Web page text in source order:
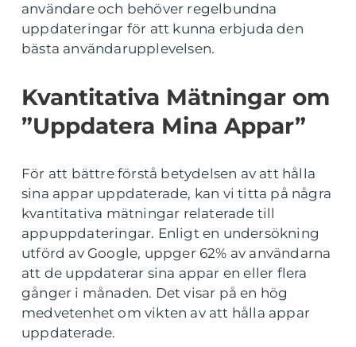
användare och behöver regelbundna
uppdateringar för att kunna erbjuda den
bästa användarupplevelsen.
Kvantitativa Mätningar om
”Uppdatera Mina Appar”
För att bättre förstå betydelsen av att hålla
sina appar uppdaterade, kan vi titta på några
kvantitativa mätningar relaterade till
appuppdateringar. Enligt en undersökning
utförd av Google, uppger 62% av användarna
att de uppdaterar sina appar en eller flera
gånger i månaden. Det visar på en hög
medvetenhet om vikten av att hålla appar
uppdaterade.